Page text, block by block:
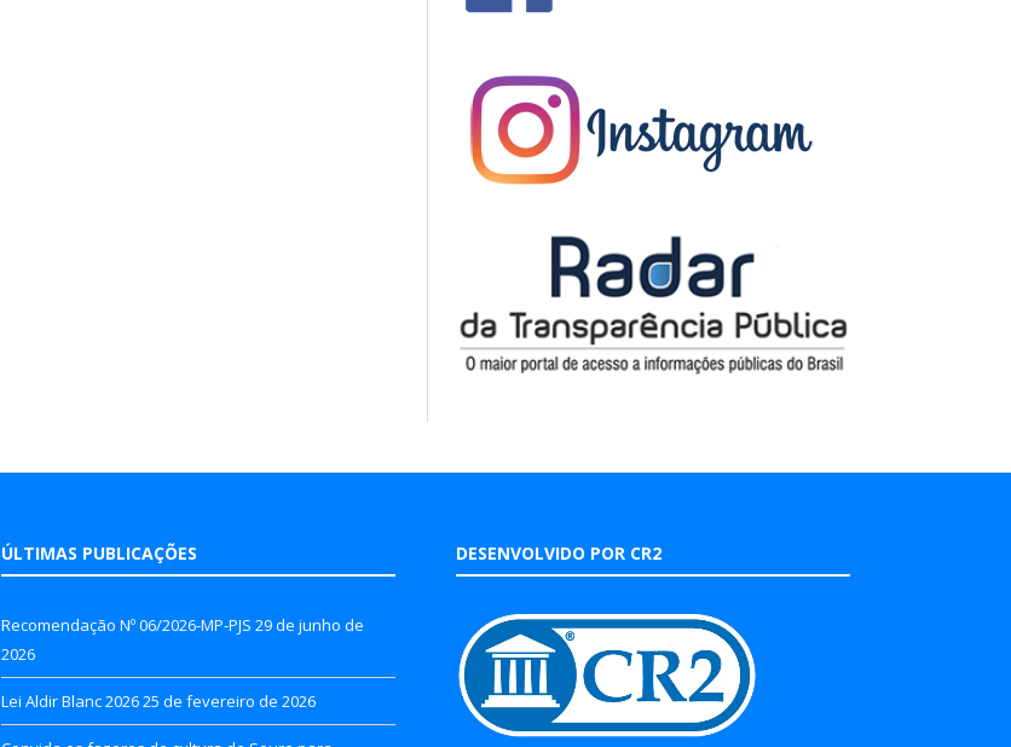
ÚLTIMAS PUBLICAÇÕES
Recomendação Nº 06/2026-MP-PJS 29 de junho de
2026
Lei Aldir Blanc 202625 de fevereiro de 2026
DESENVOLVIDO POR CR2